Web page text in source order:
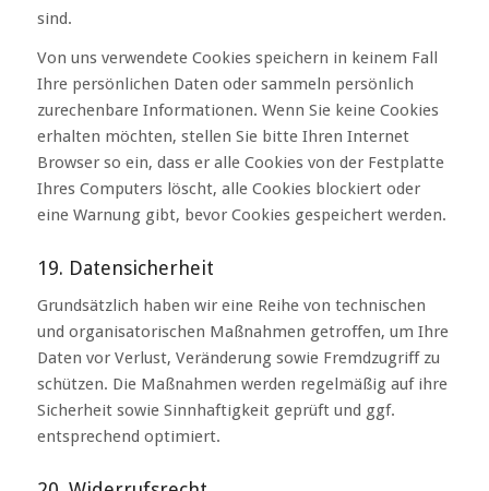
sind.
Von uns verwendete Cookies speichern in keinem Fall
Ihre persönlichen Daten oder sammeln persönlich
zurechenbare Informationen. Wenn Sie keine Cookies
erhalten möchten, stellen Sie bitte Ihren Internet
Browser so ein, dass er alle Cookies von der Festplatte
Ihres Computers löscht, alle Cookies blockiert oder
eine Warnung gibt, bevor Cookies gespeichert werden.
19. Datensicherheit
Grundsätzlich haben wir eine Reihe von technischen
und organisatorischen Maßnahmen getroffen, um Ihre
Daten vor Verlust, Veränderung sowie Fremdzugriff zu
schützen. Die Maßnahmen werden regelmäßig auf ihre
Sicherheit sowie Sinnhaftigkeit geprüft und ggf.
entsprechend optimiert.